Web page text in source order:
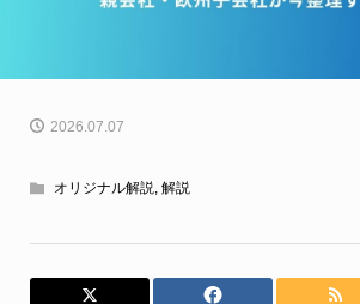
2026.07.07
オリジナル解説, 解説